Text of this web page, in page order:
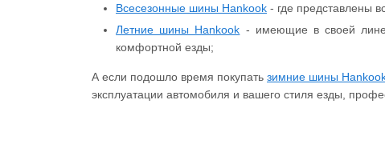
Всесезонные шины Hankook - где представлены
Летние шины Hankook - имеющие в своей
комфортной езды;
А если подошло время покупать зимние шины
эксплуатации автомобиля и вашего стиля езды,